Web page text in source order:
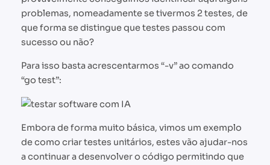
problemas, nomeadamente se tivermos 2 testes, de
que forma se distingue que testes passou com
sucesso ou não?
Para isso basta acrescentarmos “-v” ao comando
“go test”:
Embora de forma muito básica, vimos um exemplo
de como criar testes unitários, estes vão ajudar-nos
a continuar a desenvolver o código permitindo que